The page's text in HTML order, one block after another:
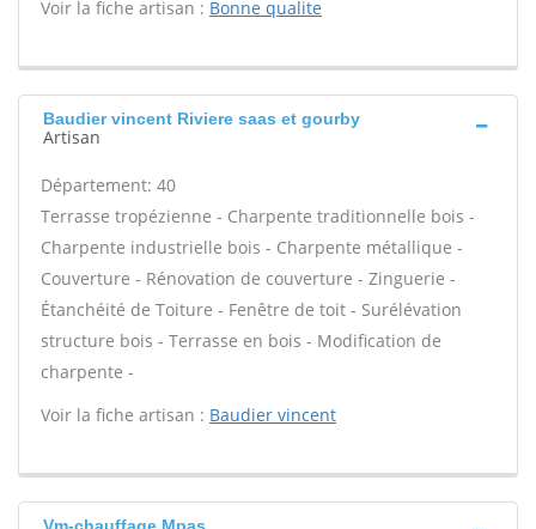
Voir la fiche artisan : Bonne qualite
Baudier vincent Riviere saas et gourby
Artisan
Département: 40
Terrasse tropézienne - Charpente traditionnelle bois -
Charpente industrielle bois - Charpente métallique -
Couverture - Rénovation de couverture - Zinguerie -
Étanchéité de Toiture - Fenêtre de toit - Surélévation
structure bois - Terrasse en bois - Modification de
charpente -
Voir la fiche artisan : Baudier vincent